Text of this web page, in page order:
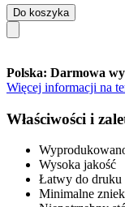
Do koszyka
Polska: Darmowa
Więcej informacji na
Właściwości i
Wysoka jakość
Łatwy do druku
Minimalne